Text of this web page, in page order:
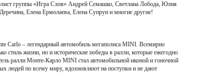
группы «Игра Слов» Андрей Семашко, Светлана Лобода, Юлия
Елена Ермолаева, Елена Супрун и многие другие!
Carlo – легендарный автомобиль мегаполиса MINI. Всемирно
стиль жизни, но и исторические победы в ралли, которые ежегодно
ралли Монте-Карло MINI стал автомобильной иконой и гоночной
людей по всему миру, вдохновляют на поступки и не дают